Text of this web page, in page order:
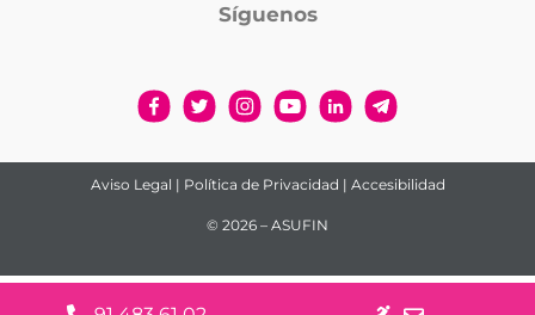
Síguenos
Aviso Legal | Política de Privacidad | Accesibilidad
© 2026 – ASUFIN